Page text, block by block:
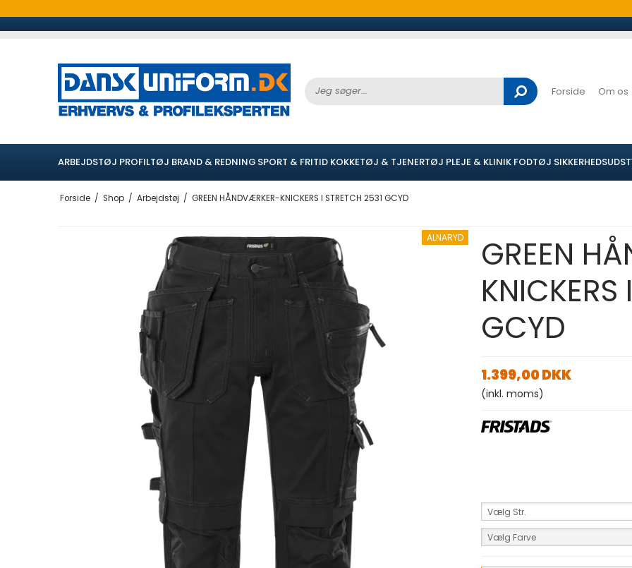
Forside Om os
ARBEJDSTØJ PROFILTØJ BRAND & REDNING SPORT & FRITID KOKKETØJ & TJENERTØJ PLEJE & KLINIK FODTØJ
Forside / Shop / Arbejdstøj / GREEN HÅNDVÆRKER-KNICKERS I STRETCH 2531 GCYD
ALNARYD
GREEN
KNICKERS
GCYD
1.399,00 DKK
(inkl. moms)
Vælg Str.
Vælg Farve